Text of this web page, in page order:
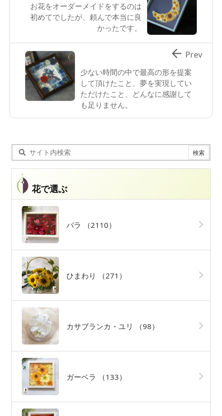
お花をオーダーメイドをするのは
初めてでしたが、頼んで本当に良
かったです。
少ない時間の中で最高の形を提案
して頂けたこと、夢を実現してい
ただけたこと、どんなに感謝して
も足りません。
 Prev
花で選ぶ
バラ （2110）
ひまわり （271）
カサブランカ・ユリ （98）
ガーベラ （133）